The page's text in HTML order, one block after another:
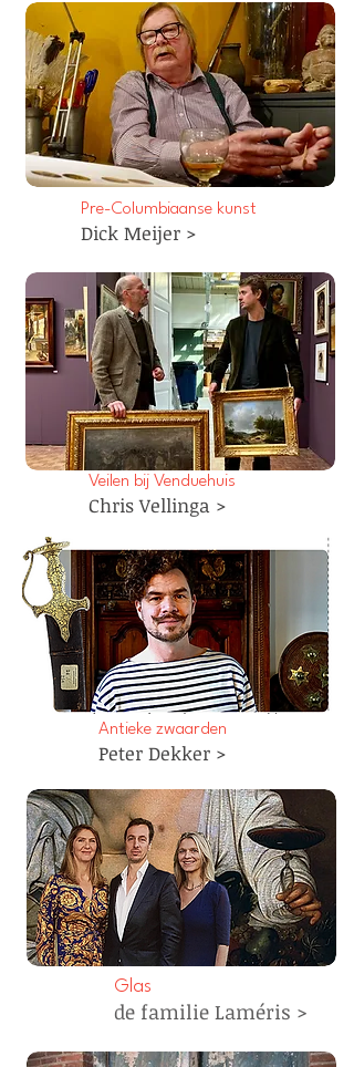
Pre-Columbiaanse kunst
Dick Meijer >
Veilen bij Venduehuis
Chris Vellinga >
Antieke zwaarden
Peter Dekker >
Glas
de familie Laméris >